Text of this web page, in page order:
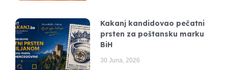
Kakanj kandidovao pečatni
prsten za poštansku marku
BiH
30 Juna, 2026